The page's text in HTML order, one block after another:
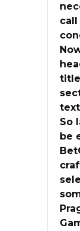
So
be